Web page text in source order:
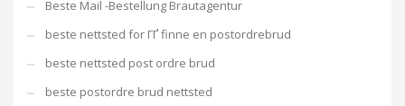
Beste Mail -Bestellung Brautagentur
beste nettsted for ГҐ finne en postordrebrud
beste nettsted post ordre brud
beste postordre brud nettsted